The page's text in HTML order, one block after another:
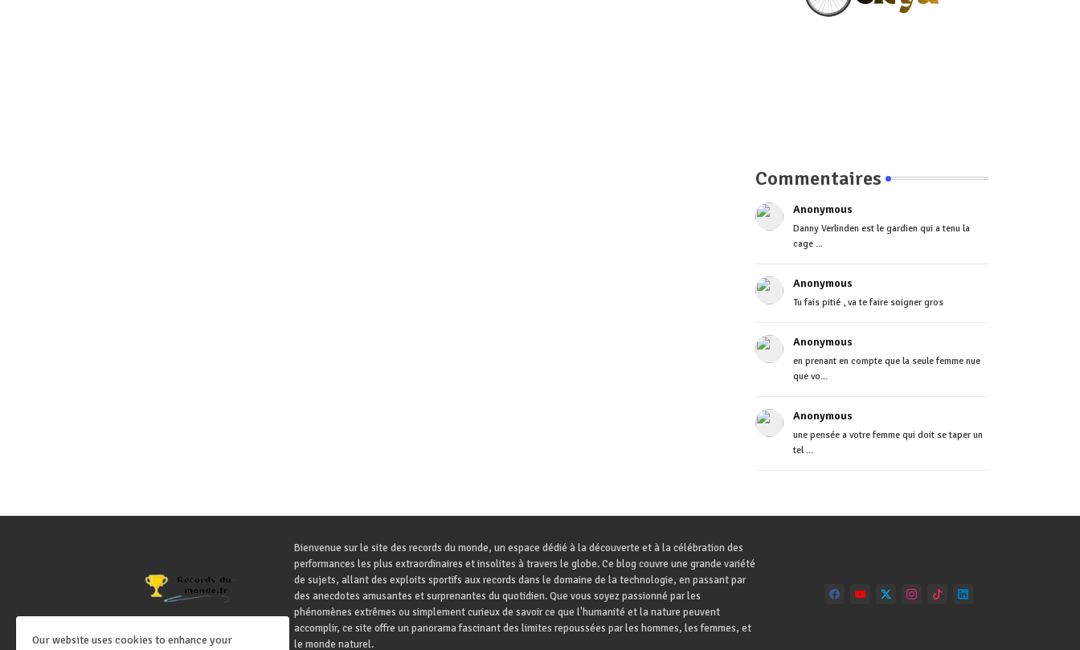
Commentaires
Anonymous
Danny Verlinden est le gardien qui a tenu la
cage ...
Anonymous
Tu fais pitié , va te faire soigner gros
Anonymous
en prenant en compte que la seule femme nue
que vo...
Anonymous
une pensée a votre femme qui doit se taper un
tel ...
Bienvenue sur le site des records du monde, un espace dédié à la découverte et à la célébration des
performances les plus extraordinaires et insolites à travers le globe. Ce blog couvre une grande variété
de sujets, allant des exploits sportifs aux records dans le domaine de la technologie, en passant par
des anecdotes amusantes et surprenantes du quotidien. Que vous soyez passionné par les
phénomènes extrêmes ou simplement curieux de savoir ce que l'humanité et la nature peuvent
accomplir, ce site offre un panorama fascinant des limites repoussées par les hommes, les femmes, et
le monde naturel.
Our website uses cookies to enhance your